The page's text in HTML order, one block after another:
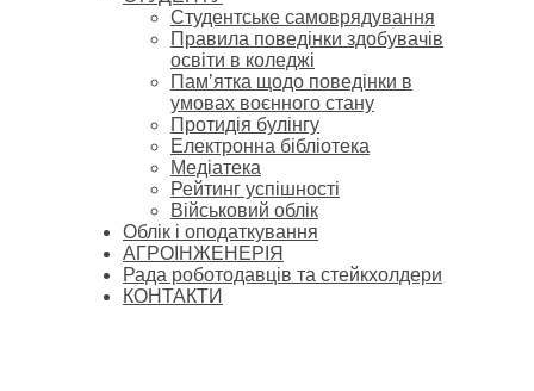
Cтудентське самоврядування
Правила поведінки здобувачів
освіти в коледжі
Пам’ятка щодо поведінки в
умовах воєнного стану
Протидія булінгу
Електронна бібліотека
Медіатека
Рейтинг успішності
Військовий облік
Облік і оподаткування
АГРОІНЖЕНЕРІЯ
Рада роботодавців та стейкхолдери
КОНТАКТИ